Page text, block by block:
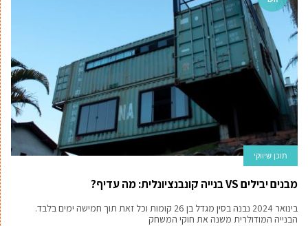
תוכן שיווקי
מבנים יבילים VS בנייה קונבנציונלית: מה עדיף?
בינואר 2024 נבנה בסין מגדל בן 26 קומות וכל זאת תוך חמישה ימים בלבד.
הבנייה המודולרית משנה את חוקי המשחק